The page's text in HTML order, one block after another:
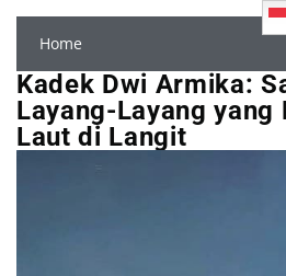
Home
Kadek Dwi Armika:
Layang-Layang yang
Laut di Langit